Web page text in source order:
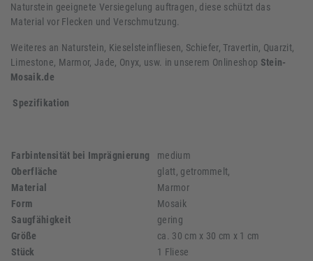
Naturstein geeignete Versiegelung auftragen, diese schützt das
Material vor Flecken und Verschmutzung.
Weiteres an Naturstein, Kieselsteinfliesen, Schiefer, Travertin, Quarzit,
Limestone, Marmor, Jade, Onyx, usw. in unserem Onlineshop Stein-
Mosaik.de
Spezifikation
Farbintensität bei Imprägnierung
medium
Oberfläche
glatt, getrommelt,
Material
Marmor
Form
Mosaik
Saugfähigkeit
gering
Größe
ca. 30 cm x 30 cm x 1 cm
Stück
1 Fliese